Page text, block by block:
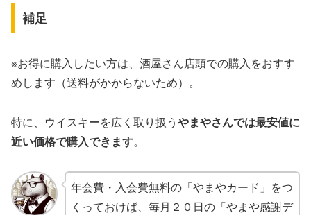
補足
※お得に購入したい方は、酒屋さん店頭での購入をおすす
めします（送料がかからないため）。
特に、ウイスキーを広く取り扱うやまやさんでは最安値に
近い価格で購入できます。
年会費・入会費無料の「やまやカード」をつ
くっておけば、毎月２０日の「やまや感謝デ